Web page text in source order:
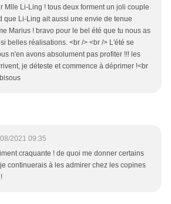
Mlle Li-Ling ! tous deux forment un joli couple
que Li-Ling ait aussi une envie de tenue
Marius ! bravo pour le bel été que tu nous as
belles réalisations. <br /> <br /> L'été se
n'en avons absolument pas profiter !!! les
je déteste et commence à déprimer !<br
2021 09:35
craquante ! de quoi me donner certains
continuerais à les admirer chez les copines